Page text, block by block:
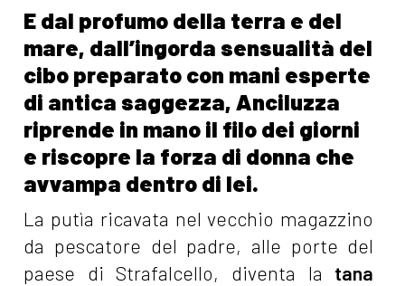
E dal profumo della terra e del
mare, dall’ingorda sensualità del
cibo preparato con mani esperte
di antica saggezza, Anciluzza
riprende in mano il filo dei giorni
e riscopre la forza di donna che
avvampa dentro di lei.
La putìa ricavata nel vecchio magazzino
da pescatore del padre, alle porte del
paese di Strafalcello, diventa la tana